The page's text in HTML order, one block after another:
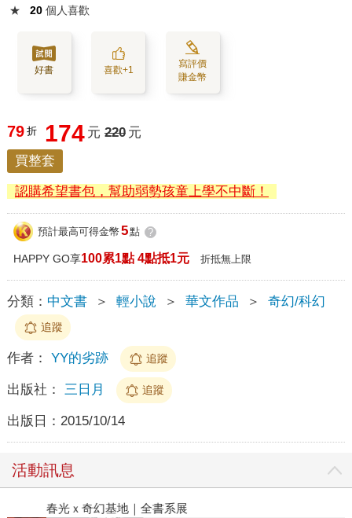
★
20 個人喜歡
好書 喜歡+1
寫評價
賺金幣
79 折 174 元 220 元
買整套
認購希望書包，幫助弱勢孩童上學不中斷！
預計最高可得金幣 5點 ?
HAPPY GO享100累1點 4點抵1元 折抵無上限
分類： 中文書 ＞ 輕小說 ＞ 華文作品 ＞ 奇幻/科幻
追蹤
作者： YY的劣跡 追蹤
出版社： 三日月 追蹤
出版日： 2015/10/14
活動訊息
春光ｘ奇幻基地｜全書系展